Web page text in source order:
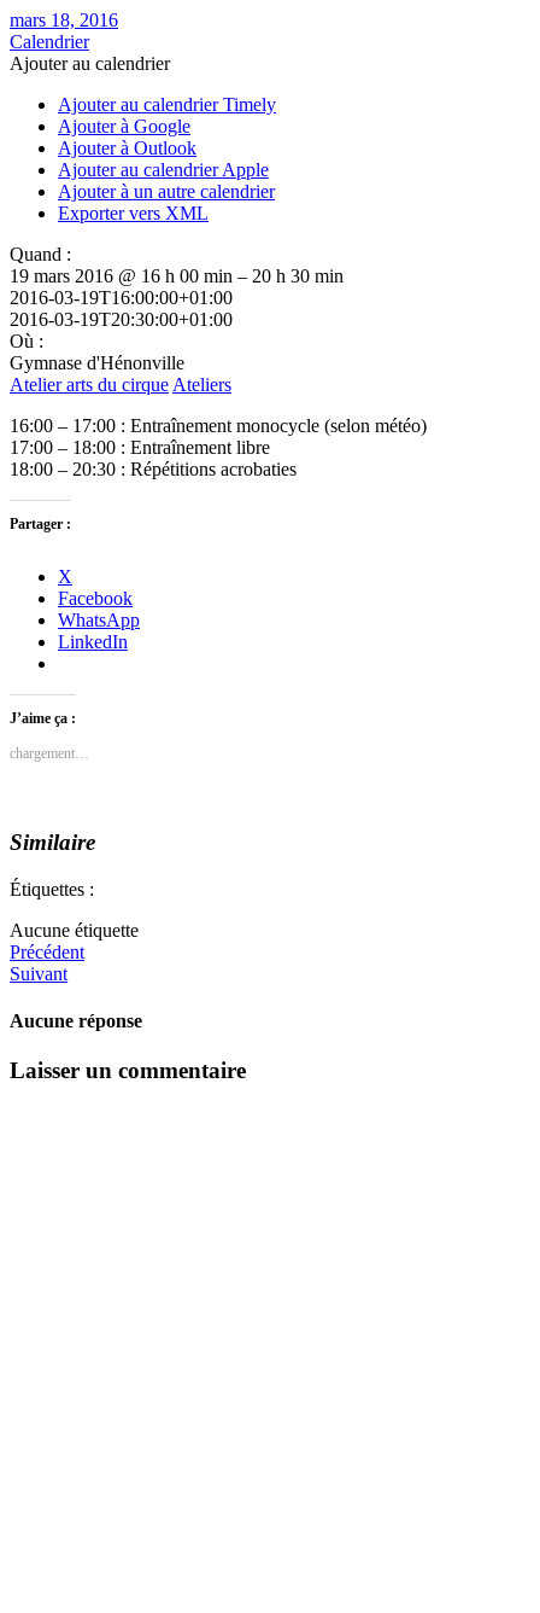
mars 18, 2016
Calendrier
Ajouter au calendrier
Ajouter au calendrier Timely
Ajouter à Google
Ajouter à Outlook
Ajouter au calendrier Apple
Ajouter à un autre calendrier
Exporter vers XML
Quand :
19 mars 2016 @ 16 h 00 min – 20 h 30 min
2016-03-19T16:00:00+01:00
2016-03-19T20:30:00+01:00
Où :
Gymnase d'Hénonville
Atelier arts du cirque Ateliers
16:00 – 17:00 : Entraînement monocycle (selon météo)
17:00 – 18:00 : Entraînement libre
18:00 – 20:30 : Répétitions acrobaties
Partager :
X
Facebook
WhatsApp
LinkedIn
J’aime ça :
chargement…
Similaire
Étiquettes :
Aucune étiquette
Précédent
Suivant
Aucune réponse
Laisser un commentaire